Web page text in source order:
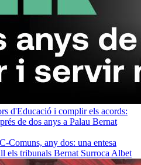
d'Educació i complir els acords:
de dos anys a Palau Bernat
Comuns, any dos: una entesa
els tribunals Bernat Surroca Albet